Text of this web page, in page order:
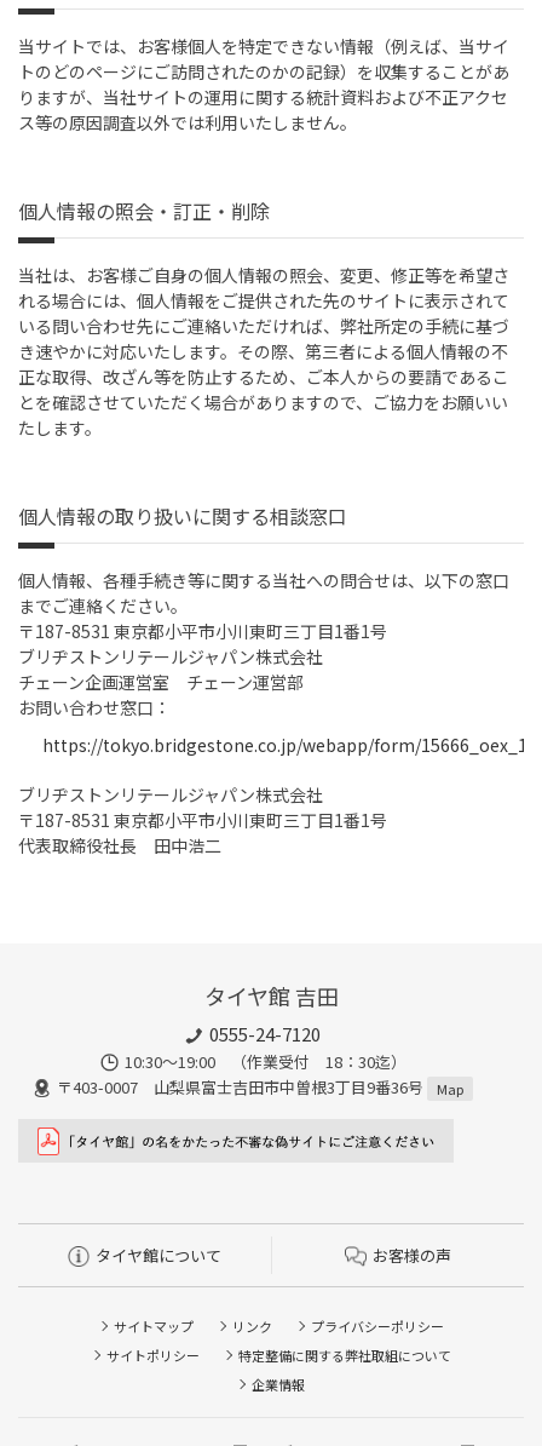
当サイトでは、お客様個人を特定できない情報（例えば、当サイ
トのどのページにご訪問されたのかの記録）を収集することがあ
りますが、当社サイトの運用に関する統計資料および不正アクセ
ス等の原因調査以外では利用いたしません。
個人情報の照会・訂正・削除
当社は、お客様ご自身の個人情報の照会、変更、修正等を希望さ
れる場合には、個人情報をご提供された先のサイトに表示されて
いる問い合わせ先にご連絡いただければ、弊社所定の手続に基づ
き速やかに対応いたします。その際、第三者による個人情報の不
正な取得、改ざん等を防止するため、ご本人からの要請であるこ
とを確認させていただく場合がありますので、ご協力をお願いい
たします。
個人情報の取り扱いに関する相談窓口
個人情報、各種手続き等に関する当社への問合せは、以下の窓口
までご連絡ください。
〒187-8531 東京都小平市小川東町三丁目1番1号
ブリヂストンリテールジャパン株式会社
チェーン企画運営室 チェーン運営部
お問い合わせ窓口：
https://tokyo.bridgestone.co.jp/webapp/form/15666_oex_1/
ブリヂストンリテールジャパン株式会社
〒187-8531 東京都小平市小川東町三丁目1番1号
代表取締役社長 田中浩二
タイヤ館 吉田
0555-24-7120
10:30～19:00 （作業受付 18：30迄）
〒403-0007 山梨県富士吉田市中曽根3丁目9番36号
Map
タイヤ館について お客様の声
サイトマップ リンク
プライバシーポリシー
サイトポリシー
特定整備に関する弊社取組について
企業情報